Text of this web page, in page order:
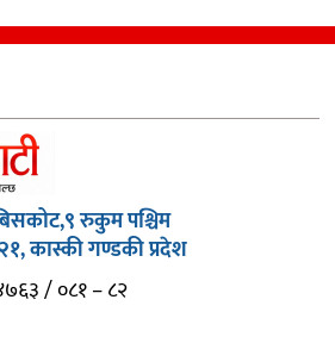
रुकुम पश्चिम
कास्की गण्डकी प्रदेश
/ ०८१ – ८२